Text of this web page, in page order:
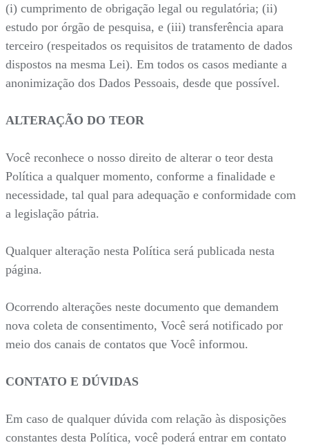
(i) cumprimento de obrigação legal ou regulatória; (ii)
estudo por órgão de pesquisa, e (iii) transferência apara
terceiro (respeitados os requisitos de tratamento de dados
dispostos na mesma Lei). Em todos os casos mediante a
anonimização dos Dados Pessoais, desde que possível.
ALTERAÇÃO DO TEOR
Você reconhece o nosso direito de alterar o teor desta
Política a qualquer momento, conforme a finalidade e
necessidade, tal qual para adequação e conformidade com
a legislação pátria.
Qualquer alteração nesta Política será publicada nesta
página.
Ocorrendo alterações neste documento que demandem
nova coleta de consentimento, Você será notificado por
meio dos canais de contatos que Você informou.
CONTATO E DÚVIDAS
Em caso de qualquer dúvida com relação às disposições
constantes desta Política, você poderá entrar em contato